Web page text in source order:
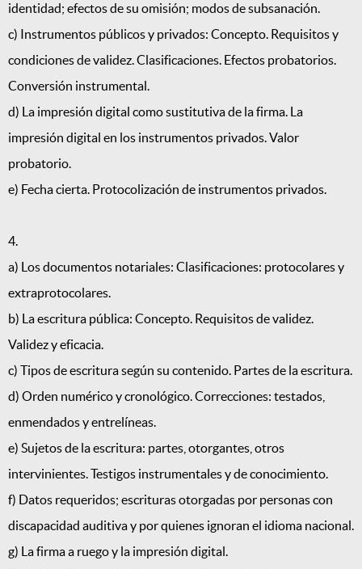
identidad; efectos de su omisión; modos de subsanación.
c) Instrumentos públicos y privados: Concepto. Requisitos y
condiciones de validez. Clasificaciones. Efectos probatorios.
Conversión instrumental.
d) La impresión digital como sustitutiva de la firma. La
impresión digital en los instrumentos privados. Valor
probatorio.
e) Fecha cierta. Protocolización de instrumentos privados.
4.
a) Los documentos notariales: Clasificaciones: protocolares y
extraprotocolares.
b) La escritura pública: Concepto. Requisitos de validez.
Validez y eficacia.
c) Tipos de escritura según su contenido. Partes de la escritura.
d) Orden numérico y cronológico. Correcciones: testados,
enmendados y entrelíneas.
e) Sujetos de la escritura: partes, otorgantes, otros
intervinientes. Testigos instrumentales y de conocimiento.
f) Datos requeridos; escrituras otorgadas por personas con
discapacidad auditiva y por quienes ignoran el idioma nacional.
g) La firma a ruego y la impresión digital.